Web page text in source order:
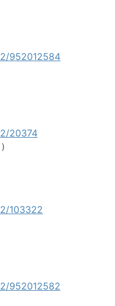
952012584
20374
103322
952012582